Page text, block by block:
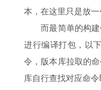
本，在这里只是放一
而最简单的构建
进行编译打包，以
令，版本库拉取的
库自行查找对应命令